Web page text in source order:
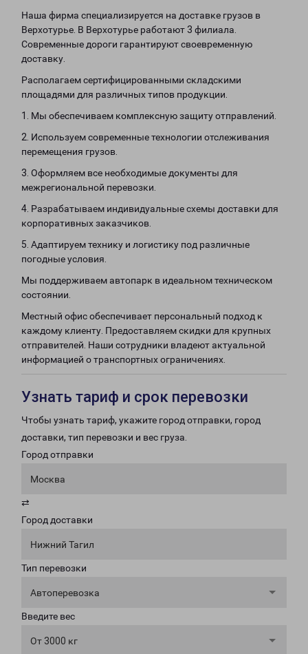
Наша фирма специализируется на доставке грузов в
Верхотурье. В Верхотурье работают 3 филиала.
Современные дороги гарантируют своевременную
доставку.
Располагаем сертифицированными складскими
площадями для различных типов продукции.
1. Мы обеспечиваем комплексную защиту отправлений.
2. Используем современные технологии отслеживания
перемещения грузов.
3. Оформляем все необходимые документы для
межрегиональной перевозки.
4. Разрабатываем индивидуальные схемы доставки для
корпоративных заказчиков.
5. Адаптируем технику и логистику под различные
погодные условия.
Мы поддерживаем автопарк в идеальном техническом
состоянии.
Местный офис обеспечивает персональный подход к
каждому клиенту. Предоставляем скидки для крупных
отправителей. Наши сотрудники владеют актуальной
информацией о транспортных ограничениях.
Узнать тариф и срок перевозки
Чтобы узнать тариф, укажите город отправки, город
доставки, тип перевозки и вес груза.
Город отправки
Москва
⇄
Город доставки
Нижний Тагил
Тип перевозки
Автоперевозка
Введите вес
От 3000 кг